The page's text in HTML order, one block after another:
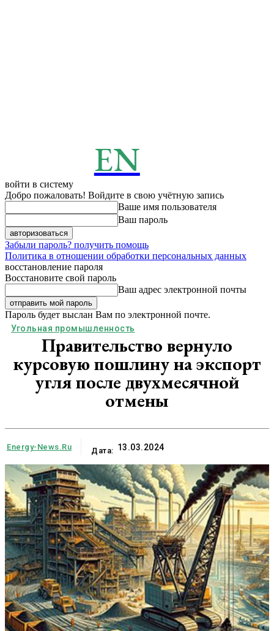
EN
войти в систему
Добро пожаловать! Войдите в свою учётную запись
Ваше имя пользователя
Ваш пароль
Забыли пароль? получить помощь
Политика в отношении обработки персональных данных
восстановление пароля
Восстановите свой пароль
Ваш адрес электронной почты
Пароль будет выслан Вам по электронной почте.
Угольная промышленность
Правительство вернуло
курсовую пошлину на экспорт
угля после двухмесячной
отмены
Energy-News.ru Дата: 13.03.2024